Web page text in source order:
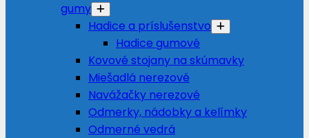
gumy
Hadice a príslušenstvo
Hadice gumové
Kovové stojany na skúmavky
Miešadlá nerezové
Navážačky nerezové
Odmerky, nádobky a kelímky
Odmerné vedrá